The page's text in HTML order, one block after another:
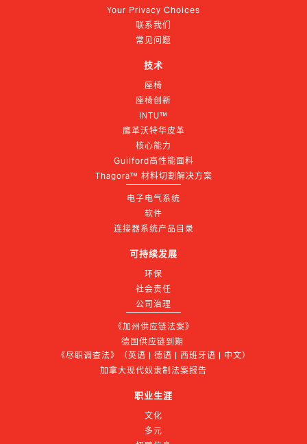
Your Privacy Choices
联系我们
常见问题
技术
座椅
座椅创新
INTU™
鹰革沃特华皮革
核心能力
Guilford高性能面料
Thagora™ 材料切割解决方案
电子电气系统
软件
连接器系统产品目录
可持续发展
环保
社会责任
公司治理
《加州供应链法案》
德国供应链到期
《尽职调查法》（英语 | 德语 | 西班牙语 | 中文）
加拿大现代奴隶制法案报告
职业生涯
文化
多元